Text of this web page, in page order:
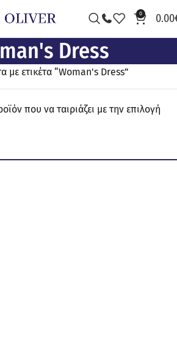
0 0.00
Dress
με ετικέτα “Woman's Dress”
που να ταιριάζει με την επιλογή